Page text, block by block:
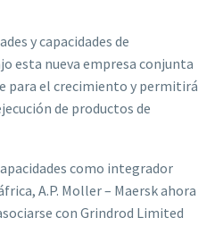
y capacidades de
esta nueva empresa conjunta
para el crecimiento y permitirá
de productos de
como integrador
A.P. Moller – Maersk ahora
con Grindrod Limited